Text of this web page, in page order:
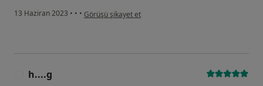
13 Haziran 2023 • • • kullanıcının görüşüne göre m....k
Görüşü şikayet et
h....g